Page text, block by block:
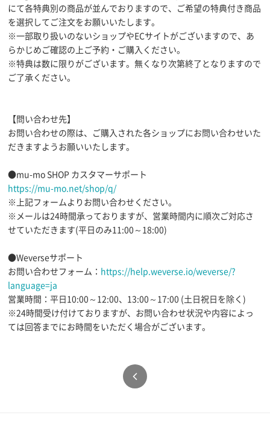
にて各特典別の商品が並んでおりますので、ご希望の特典付き商品
を選択してご注文をお願いいたします。
※一部取り扱いのないショップやECサイトがございますので、あ
らかじめご確認の上ご予約・ご購入ください。
※特典は数に限りがございます。無くなり次第終了となりますので
ご了承ください。
【問い合わせ先】
お問い合わせの際は、ご購入された各ショップにお問い合わせいた
だきますようお願いいたします。
●mu-mo SHOP カスタマーサポート
https://mu-mo.net/shop/q/
※上記フォームよりお問い合わせください。
※メールは24時間承っておりますが、営業時間内に順次ご対応さ
せていただきます(平日のみ11:00～18:00)
●Weverseサポート
お問い合わせフォーム： https://help.weverse.io/weverse/?
language=ja
営業時間：平日10:00～12:00、13:00～17:00 (土日祝日を除く)
※24時間受け付けておりますが、お問い合わせ状況や内容によっ
ては回答までにお時間をいただく場合がございます。